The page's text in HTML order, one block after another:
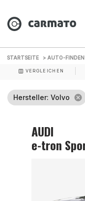
STARTSEITE > AUTO-FINDEN
VERGLEICHEN
Hersteller: Volvo cancel
AUDI